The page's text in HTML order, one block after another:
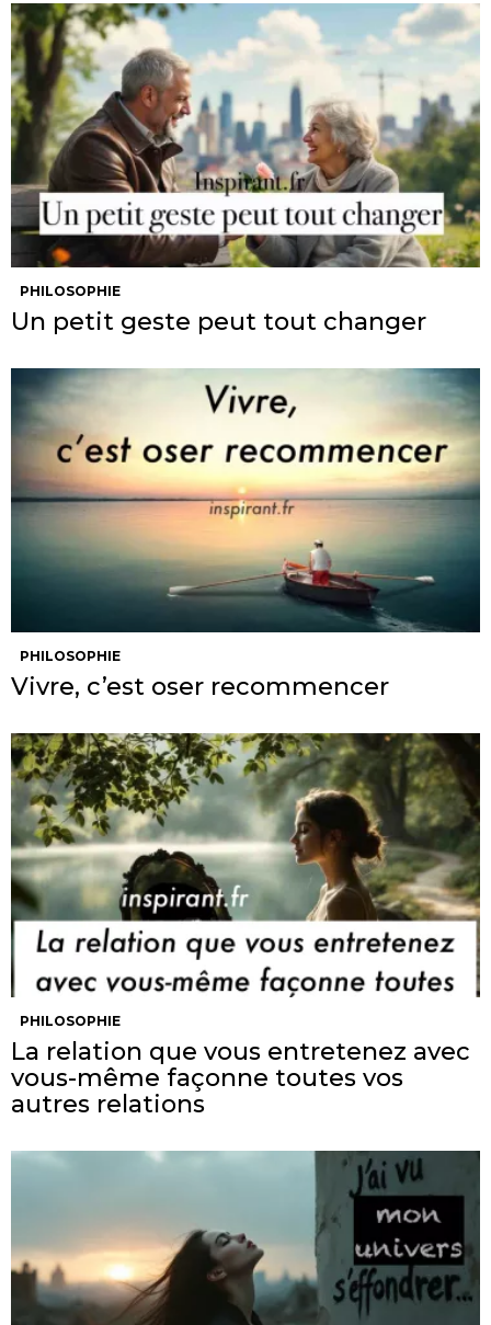
PHILOSOPHIE
Un petit geste peut tout changer
PHILOSOPHIE
Vivre, c’est oser recommencer
PHILOSOPHIE
La relation que vous entretenez avec
vous-même façonne toutes vos
autres relations